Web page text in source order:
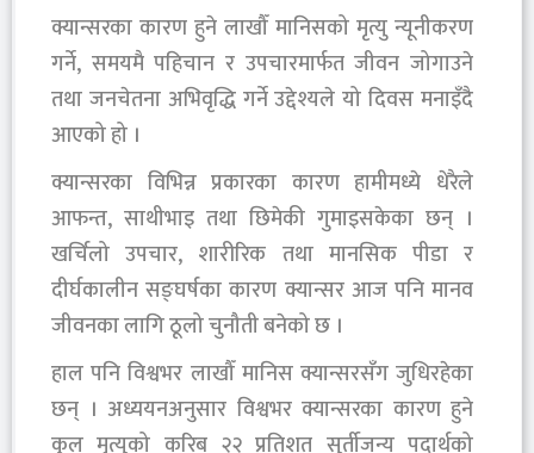
क्यान्सरका कारण हुने लाखौँ मानिसको मृत्यु न्यूनीकरण
गर्ने, समयमै पहिचान र उपचारमार्फत जीवन जोगाउने
तथा जनचेतना अभिवृद्धि गर्ने उद्देश्यले यो दिवस मनाइँदै
आएको हो ।
क्यान्सरका विभिन्न प्रकारका कारण हामीमध्ये धेरैले
आफन्त, साथीभाइ तथा छिमेकी गुमाइसकेका छन् ।
खर्चिलो उपचार, शारीरिक तथा मानसिक पीडा र
दीर्घकालीन सङ्घर्षका कारण क्यान्सर आज पनि मानव
जीवनका लागि ठूलो चुनौती बनेको छ ।
हाल पनि विश्वभर लाखौँ मानिस क्यान्सरसँग जुधिरहेका
छन् । अध्ययनअनुसार विश्वभर क्यान्सरका कारण हुने
कुल मृत्युको करिब २२ प्रतिशत सुर्तीजन्य पदार्थको